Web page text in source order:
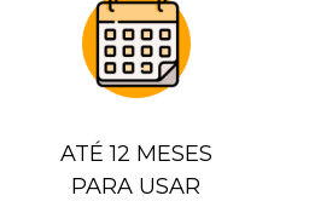
ATÉ 12 MESES
PARA USAR